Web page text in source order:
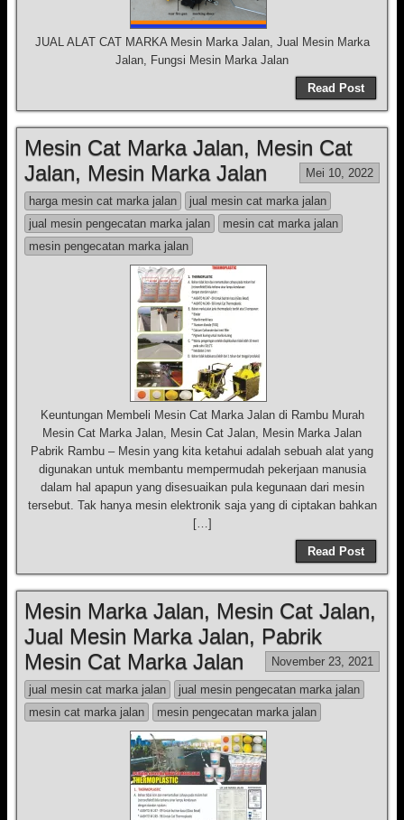
JUAL ALAT CAT MARKA Mesin Marka Jalan, Jual Mesin Marka
Jalan, Fungsi Mesin Marka Jalan
Read Post
Mesin Cat Marka Jalan, Mesin Cat
Jalan, Mesin Marka Jalan
Mei 10, 2022
harga mesin cat marka jalan
jual mesin cat marka jalan
jual mesin pengecatan marka jalan
mesin cat marka jalan
mesin pengecatan marka jalan
Keuntungan Membeli Mesin Cat Marka Jalan di Rambu Murah
Mesin Cat Marka Jalan, Mesin Cat Jalan, Mesin Marka Jalan
Pabrik Rambu – Mesin yang kita ketahui adalah sebuah alat yang
digunakan untuk membantu mempermudah pekerjaan manusia
dalam hal apapun yang disesuaikan pula kegunaan dari mesin
tersebut. Tak hanya mesin elektronik saja yang di ciptakan bahkan
[…]
Read Post
Mesin Marka Jalan, Mesin Cat Jalan,
Jual Mesin Marka Jalan, Pabrik
Mesin Cat Marka Jalan
November 23, 2021
jual mesin cat marka jalan
jual mesin pengecatan marka jalan
mesin cat marka jalan
mesin pengecatan marka jalan